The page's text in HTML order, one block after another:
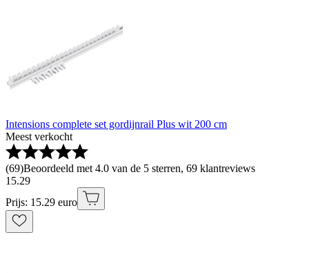
Intensions complete set gordijnrail Plus wit 200 cm
Meest verkocht
(69)Beoordeeld met 4.0 van de 5 sterren, 69 klantreviews
15.29
Prijs: 15.29 euro